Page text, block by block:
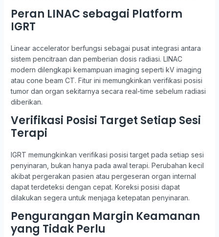
Peran LINAC sebagai Platform
IGRT
Linear accelerator berfungsi sebagai pusat integrasi antara
sistem pencitraan dan pemberian dosis radiasi. LINAC
modern dilengkapi kemampuan imaging seperti kV imaging
atau cone beam CT. Fitur ini memungkinkan verifikasi posisi
tumor dan organ sekitarnya secara real-time sebelum radiasi
diberikan.
Verifikasi Posisi Target Setiap Sesi
Terapi
IGRT memungkinkan verifikasi posisi target pada setiap sesi
penyinaran, bukan hanya pada awal terapi. Perubahan kecil
akibat pergerakan pasien atau pergeseran organ internal
dapat terdeteksi dengan cepat. Koreksi posisi dapat
dilakukan segera untuk menjaga ketepatan penyinaran.
Pengurangan Margin Keamanan
yang Tidak Perlu